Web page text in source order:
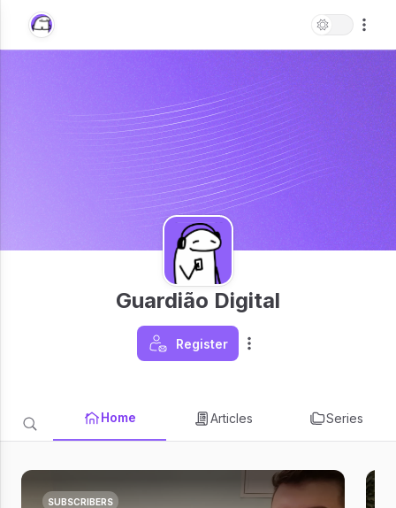
Guardião Digital
Register
Home Articles Series
SUBSCRIBERS